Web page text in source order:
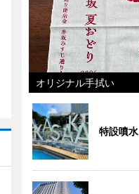
オリジナル手拭い
特設噴水